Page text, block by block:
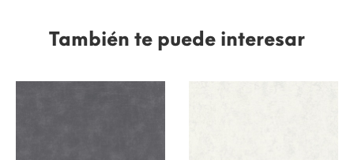
También te puede interesar